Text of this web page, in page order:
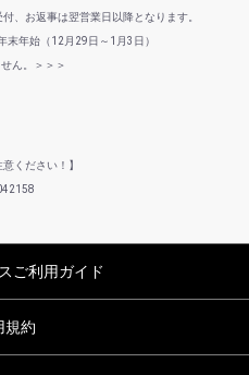
、お返事は翌営業日以降となります。
末年始（12月29日～1月3日）
ん。＞＞＞
ください！】
ご利用ガイド
規約